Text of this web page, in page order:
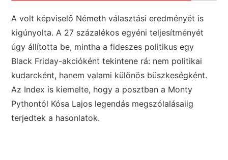
A volt képviselő Németh választási eredményét is
kigúnyolta. A 27 százalékos egyéni teljesítményét
úgy állította be, mintha a fideszes politikus egy
Black Friday-akcióként tekintene rá: nem politikai
kudarcként, hanem valami különös büszkeségként.
Az Index is kiemelte, hogy a posztban a Monty
Pythontól Kósa Lajos legendás megszólalásaiig
terjedtek a hasonlatok.